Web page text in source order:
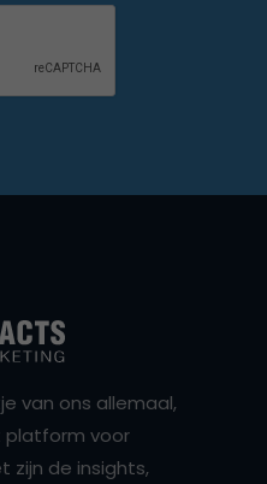
van ons allemaal,
platform voor
zijn de insights,